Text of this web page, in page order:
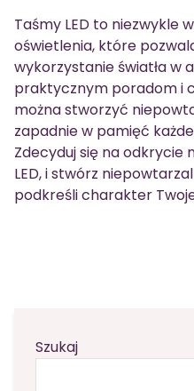
Taśmy LED to niezwykle
oświetlenia, które
wykorzystanie światła w
praktycznym poradom i
można stworzyć
zapadnie w pamięć
Zdecyduj się na odkrycie
LED, i stwórz
podkreśli charakter
Szukaj